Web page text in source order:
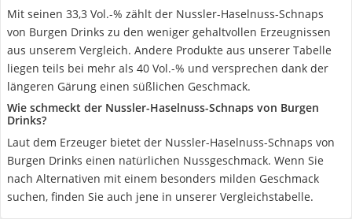
Mit seinen 33,3 Vol.-% zählt der Nussler-Haselnuss-Schnaps
von Burgen Drinks zu den weniger gehaltvollen Erzeugnissen
aus unserem Vergleich. Andere Produkte aus unserer Tabelle
liegen teils bei mehr als 40 Vol.-% und versprechen dank der
längeren Gärung einen süßlichen Geschmack.
Wie schmeckt der Nussler-Haselnuss-Schnaps von Burgen
Drinks?
Laut dem Erzeuger bietet der Nussler-Haselnuss-Schnaps von
Burgen Drinks einen natürlichen Nussgeschmack. Wenn Sie
nach Alternativen mit einem besonders milden Geschmack
suchen, finden Sie auch jene in unserer Vergleichstabelle.